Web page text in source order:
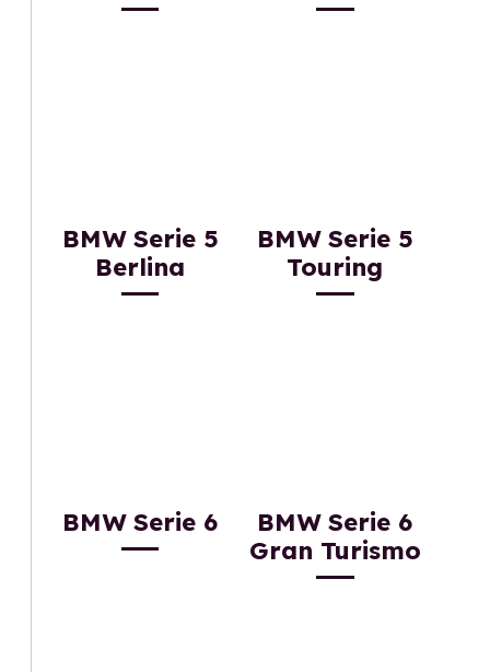
BMW Serie 5
Berlina
BMW Serie 5
Touring
BMW Serie 6
BMW Serie 6
Gran Turismo